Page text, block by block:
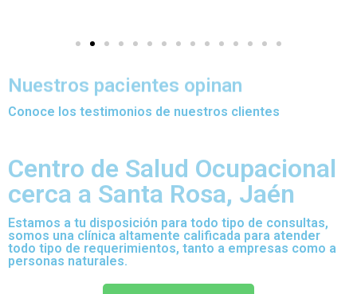
Nuestros pacientes opinan
Conoce los testimonios de nuestros clientes
Centro de Salud Ocupacional
cerca a Santa Rosa, Jaén
Estamos a tu disposición para todo tipo de consultas,
somos una clínica altamente calificada para atender
todo tipo de requerimientos, tanto a empresas como a
personas naturales.